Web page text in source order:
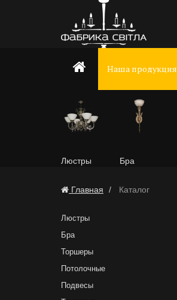
Наша продукция
Люстры Бра
Главная Каталог
Люстры
Бра
Торшеры
Потолочные
Подвесы